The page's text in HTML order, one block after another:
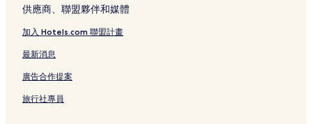
供應商、聯盟夥伴和媒體
加入 Hotels.com 聯盟計畫
最新消息
廣告合作提案
旅行社專員